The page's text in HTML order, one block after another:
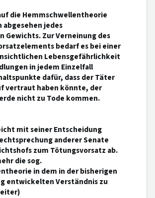
die Hemmschwellentheorie
jedes
Gewichts. Zur Verneinung des
bedarf es bei einer
Lebensgefährlichkeit
in jedem Einzelfall
dafür, dass der Täter
vertraut haben könnte, der
nicht zu Tode kommen.
mit seiner Entscheidung
anderer Senate
zum Tötungsvorsatz ab.
die sog.
in dem in der bisherigen
entwickelten Verständnis zu